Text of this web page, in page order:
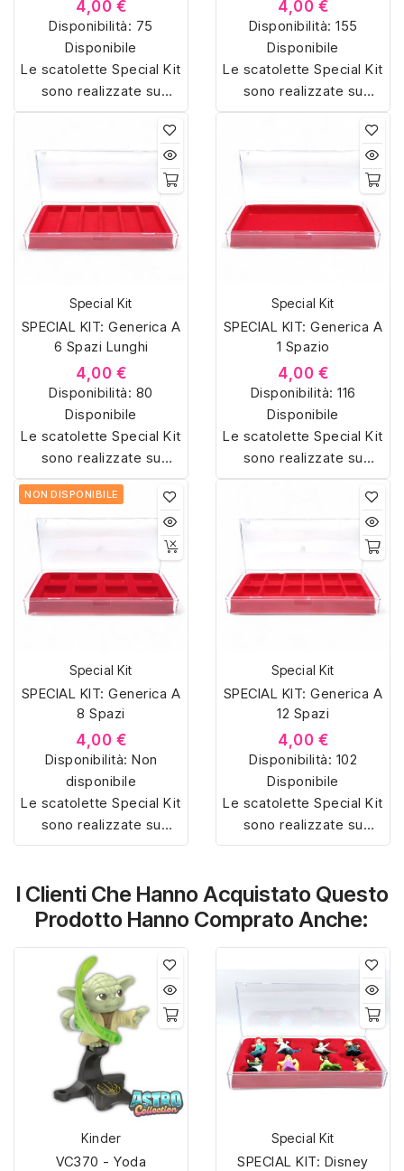
4,00 €
Disponibilità: 75
Disponibile
Le scatolette Special Kit
sono realizzate su
misura con materiali di
alta qualità, hanno un
interno sagomato in
vellutino rosso e offrono
soluzioni eleganti e
pratiche per organizzare
e mostrare la tua
4,00 €
Disponibilità: 155
Disponibile
Le scatolette Special Kit
sono realizzate su
misura con materiali di
alta qualità, hanno un
interno sagomato in
vellutino rosso e offrono
soluzioni eleganti e
pratiche per organizzare
e mostrare la tua
Special Kit
SPECIAL KIT: Generica A
6 Spazi Lunghi
4,00 €
Disponibilità: 80
Disponibile
Le scatolette Special Kit
sono realizzate su
misura con materiali di
alta qualità, hanno un
interno sagomato in
vellutino rosso e offrono
soluzioni eleganti e
pratiche per organizzare
e mostrare la tua
Special Kit
SPECIAL KIT: Generica A
1 Spazio
4,00 €
Disponibilità: 116
Disponibile
Le scatolette Special Kit
sono realizzate su
misura con materiali di
alta qualità, hanno un
interno sagomato in
vellutino rosso e offrono
soluzioni eleganti e
pratiche per organizzare
e mostrare la tua
NON DISPONIBILE
Special Kit
SPECIAL KIT: Generica A
8 Spazi
4,00 €
Disponibilità: Non
disponibile
Le scatolette Special Kit
sono realizzate su
misura con materiali di
interno sagomato in
vellutino rosso e offrono
soluzioni eleganti e
pratiche per organizzare
e mostrare la tua
collezione di sorpresine.
Special Kit
SPECIAL KIT: Generica A
12 Spazi
4,00 €
Disponibilità: 102
Disponibile
Le scatolette Special Kit
sono realizzate su
misura con materiali di
interno sagomato in
vellutino rosso e offrono
soluzioni eleganti e
collezione di sorpresine.
I Clienti Che Hanno Acquistato Questo
Prodotto Hanno Comprato Anche:
Kinder
VC370 - Yoda
Special Kit
SPECIAL KIT: Disney